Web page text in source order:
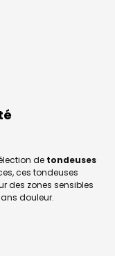
de tondeuses
ces tondeuses
des zones sensibles
douleur.